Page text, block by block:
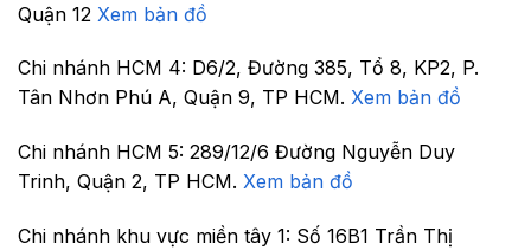
Quận 12 Xem bản đồ
Chi nhánh HCM 4: D6/2, Đường 385, Tổ 8, KP2, P.
Tân Nhơn Phú A, Quận 9, TP HCM. Xem bản đồ
Chi nhánh HCM 5: 289/12/6 Đường Nguyễn Duy
Trinh, Quận 2, TP HCM. Xem bản đồ
Chi nhánh khu vực miền tây 1: Số 16B1 Trần Thị